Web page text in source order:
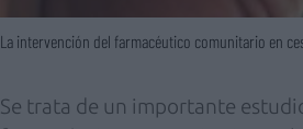
La intervención del farmacéutico comunitario en
Se trata de un importante